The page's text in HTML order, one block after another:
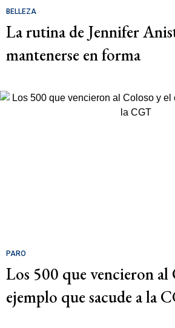
BELLEZA
La rutina de Jennifer
mantenerse en forma
PARO
Los 500 que vencieron al
ejemplo que sacude a la